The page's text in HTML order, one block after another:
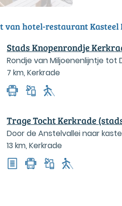
van hotel-restaurant Kasteel
Stads Knopenrondje
Rondje van Miljoenenlijntje tot
7 km, Kerkrade
Trage Tocht Kerkrade
Door de Anstelvallei naar
13 km, Kerkrade